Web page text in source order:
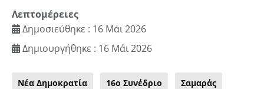
Λεπτομέρειες
Δημοσιεύθηκε : 16 Μάι 2026
Δημιουργήθηκε : 16 Μάι 2026
Νέα Δημοκρατία 16ο Συνέδριο Σαμαράς